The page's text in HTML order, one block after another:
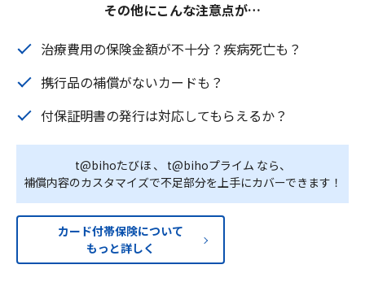
その他にこんな注意点が…
治療費用の保険金額が不十分？疾病死亡も？
携行品の補償がないカードも？
付保証明書の発行は対応してもらえるか？
t@bihoたびほ 、 t@bihoプライム なら、
補償内容のカスタマイズで不足部分を上手にカバーできます！
カード付帯保険について
もっと詳しく